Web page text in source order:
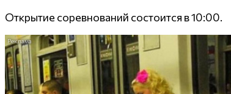
Открытие соревнований состоится в 10:00.